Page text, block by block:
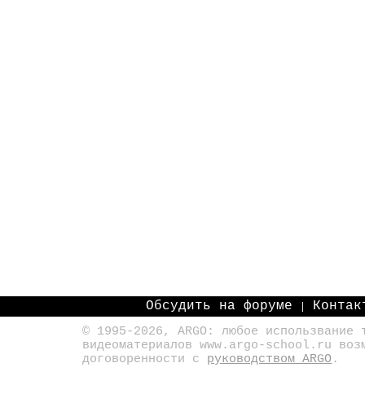
Обсудить на форуме |
© 1995-2026, ARGO: любое
видеоматериалов www.argo-school.ru
договоренности с руководством ARGO .